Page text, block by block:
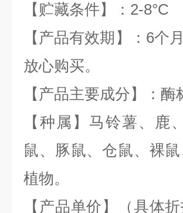
【贮藏条件】： 2-8°C
【产品有效期】：6个
放心购买。
【产品主要成分】：酶
【种属】马铃薯、鹿
鼠、豚鼠、仓鼠、裸
植物。
【产品单价】（具体